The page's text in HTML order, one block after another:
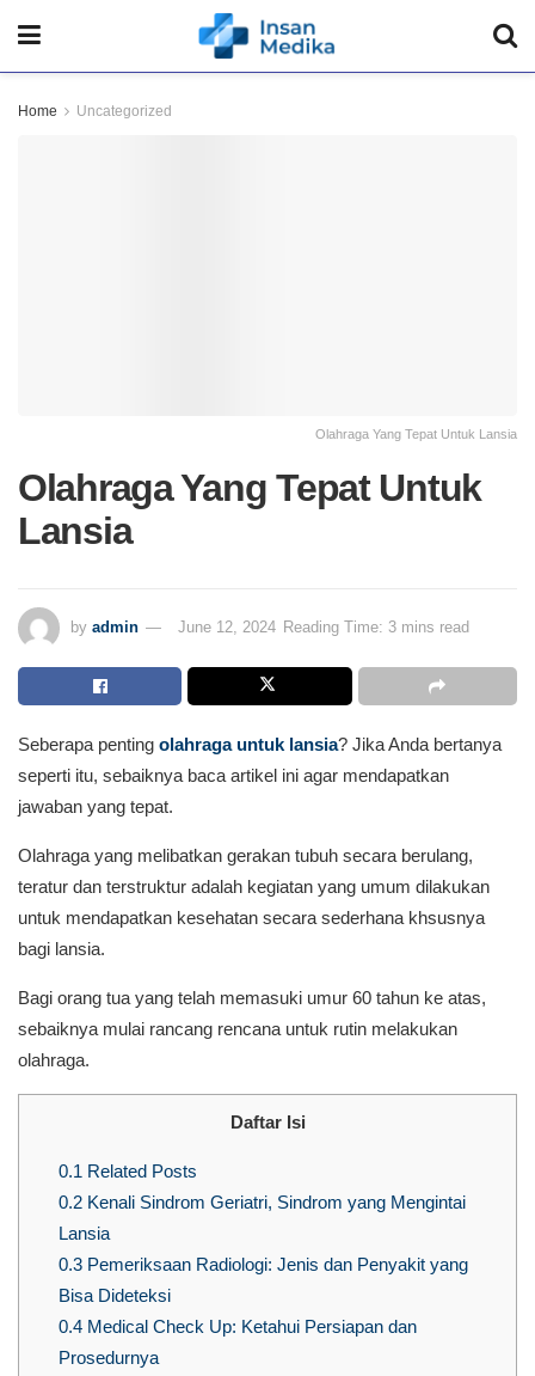
Home Uncategorized
Olahraga Yang Tepat Untuk Lansia
Olahraga Yang Tepat Untuk
Lansia
by admin June 12, 2024 Reading Time: 3 mins read
Seberapa penting olahraga untuk lansia? Jika Anda bertanya
seperti itu, sebaiknya baca artikel ini agar mendapatkan
jawaban yang tepat.
Olahraga yang melibatkan gerakan tubuh secara berulang,
teratur dan terstruktur adalah kegiatan yang umum dilakukan
untuk mendapatkan kesehatan secara sederhana khsusnya
bagi lansia.
Bagi orang tua yang telah memasuki umur 60 tahun ke atas,
sebaiknya mulai rancang rencana untuk rutin melakukan
olahraga.
Daftar Isi
0.1 Related Posts
0.2Kenali Sindrom Geriatri, Sindrom yang Mengintai
Lansia
0.3Pemeriksaan Radiologi: Jenis dan Penyakit yang
Bisa Dideteksi
0.4Medical Check Up: Ketahui Persiapan dan
Prosedurnya